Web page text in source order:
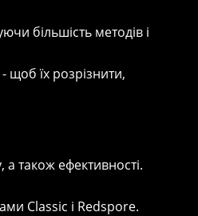
більшість методів і
щоб їх розрізнити,
також ефективності.
Classic і Redspore.